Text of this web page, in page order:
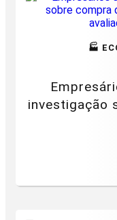
🏭
investigação